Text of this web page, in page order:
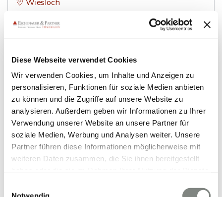
Diese Webseite verwendet Cookies
Wir verwenden Cookies, um Inhalte und Anzeigen zu
personalisieren, Funktionen für soziale Medien anbieten
zu können und die Zugriffe auf unsere Website zu
analysieren. Außerdem geben wir Informationen zu Ihrer
Verwendung unserer Website an unsere Partner für
soziale Medien, Werbung und Analysen weiter. Unsere
Partner führen diese Informationen möglicherweise mit
weiteren Daten zusammen, die Sie ihnen bereitgestellt
Cookies, wenn Sie unsere Webseite weiterhin nutzen.
Wiesloch
Sanierungsbedüftiges Juwel mit angesagter
Split-Level-Bauweise und großem Garten in
Bestlage
Einfamilienhaus
128 m²
WOHNFLÄCHE
5
ZIMMER
VERKAUFT